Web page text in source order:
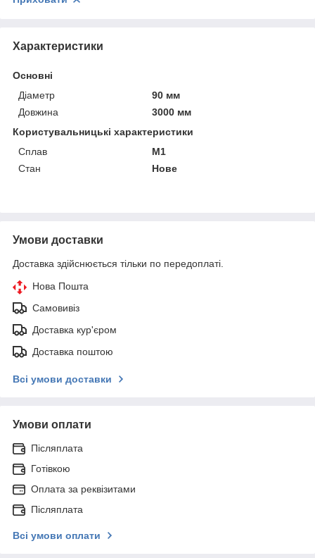
Характеристики
Основні
Діаметр
90 мм
Довжина
3000 мм
Користувальницькі характеристики
Сплав
М1
Стан
Нове
Умови доставки
Доставка здійснюється тільки по передоплаті.
Нова Пошта
Самовивіз
Доставка кур'єром
Доставка поштою
Всі умови доставки
Умови оплати
Післяплата
Готівкою
Оплата за реквізитами
Післяплата
Всі умови оплати